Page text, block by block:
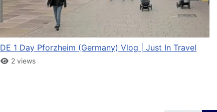
DE 1 Day Pforzheim (Germany) Vlog | Just In Travel
2 views